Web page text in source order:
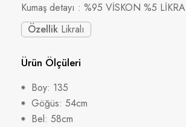
Kumaş detayı : %95 VİSKON %5 LİKRA
Özellik Likralı
Ürün Ölçüleri
Boy: 135
Göğüs: 54cm
Bel: 58cm